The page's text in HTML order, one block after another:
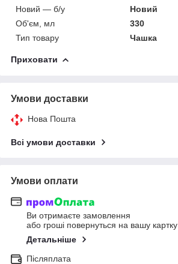
Новий — б/у
Новий
Об'єм, мл
330
Тип товару
Чашка
Приховати
Умови доставки
Нова Пошта
Всі умови доставки
Умови оплати
Ви отримаєте замовлення
або гроші повернуться на вашу картку
Детальніше
Післяплата